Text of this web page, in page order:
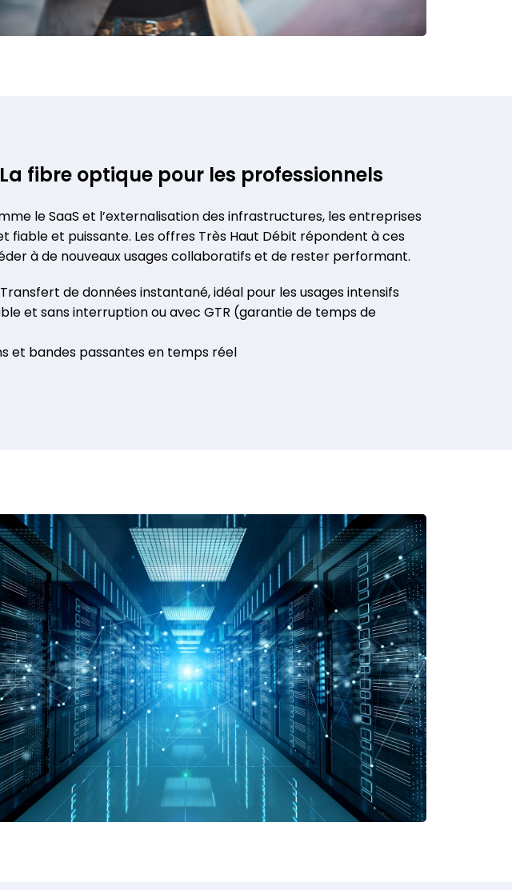
La fibre optique pour les professionnels
le SaaS et l’externalisation des infrastructures, les entreprises
fiable et puissante. Les offres Très Haut Débit répondent à ces
à de nouveaux usages collaboratifs et de rester performant.
Transfert de données instantané, idéal pour les usages intensifs
et sans interruption ou avec GTR (garantie de temps de
et bandes passantes en temps réel